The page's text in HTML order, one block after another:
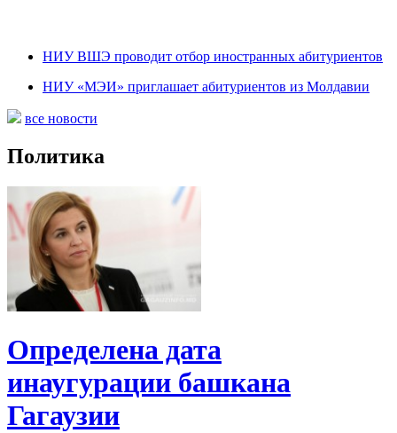
НИУ ВШЭ проводит отбор иностранных абитуриентов
НИУ «МЭИ» приглашает абитуриентов из Молдавии
все новости
Политика
Определена дата
инаугурации башкана
Гагаузии